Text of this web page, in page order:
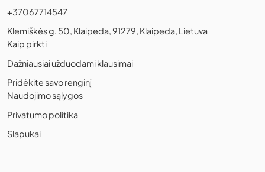
+37067714547
Klemiškės g. 50, Klaipeda, 91279, Klaipeda, Lietuva
Kaip pirkti
Dažniausiai užduodami klausimai
Pridėkite savo renginį
Naudojimo sąlygos
Privatumo politika
Slapukai